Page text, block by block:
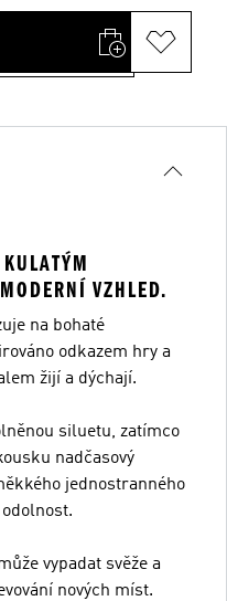
VZHLED.
na bohaté
odkazem hry a
žijí a dýchají.
siluetu, zatímco
nadčasový
jednostranného
vypadat svěže a
nových míst.